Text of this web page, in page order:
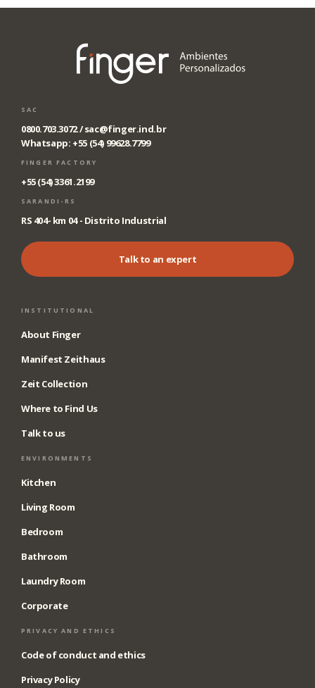
SAC
0800.703.3072 /sac@finger.ind.br
Whatsapp: +55 (54) 99628.7799
FINGER FACTORY
+55 (54) 3361.2199
SARANDI-RS
RS 404- km 04 - Distrito Industrial
Talk to an expert
INSTITUTIONAL
About Finger
Manifest Zeithaus
Zeit Collection
Where to Find Us
Talk to us
ENVIRONMENTS
Kitchen
Living Room
Bedroom
Bathroom
Laundry Room
Corporate
PRIVACY AND ETHICS
Code of conduct and ethics
Privacy Policy